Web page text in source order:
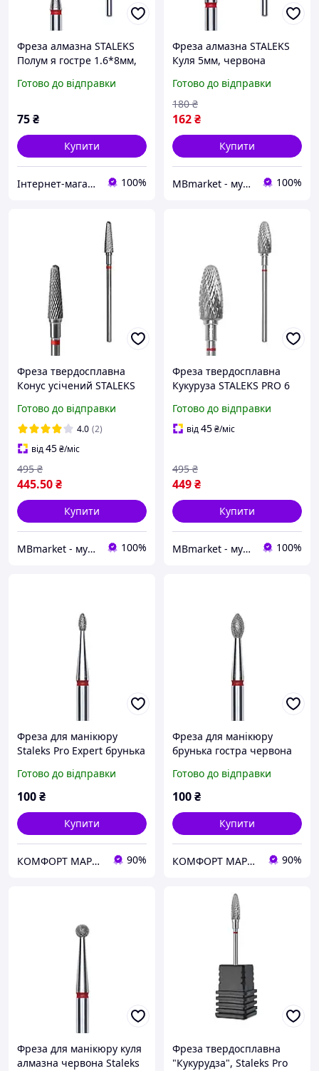
Фреза алмазна STALEKS
Полум я гостре 1.6*8мм,
Готово до відправки
75₴
Купити
Інтернет-магазин ZakharenkoStudio 100%
Фреза алмазна STALEKS
Куля 5мм, червона
Готово до відправки
162₴
180 ₴
Купити
MBmarket - мультибрендовий магазин для б'юті майстрів 100%
Фреза твердосплавна
Конус усічений STALEKS
(робоча частина 13 мм)
Готово до відправки
4.0 (2)
від45₴/міс
445.50₴
495 ₴
Купити
MBmarket - мультибрендовий магазин для б'юті майстрів 100%
Фреза твердосплавна
Кукуруза STALEKS PRO 6
частина 14 мм)
Готово до відправки
від45₴/міс
449₴
495 ₴
Купити
MBmarket - мультибрендовий магазин для б'юті майстрів 100%
Фреза для манікюру
Staleks Pro Expert брунька
діаметр 1,6 мм робоча
частина 3,4
Готово до відправки
100₴
Купити
КОМФОРТ МАРКЕТ 90%
Фреза для манікюру
брунька гостра червона
Expert FA60R025/4.5
Готово до відправки
100₴
Купити
КОМФОРТ МАРКЕТ 90%
Фреза для манікюру куля
алмазна червона Staleks
Фреза твердосплавна
"Кукурудза", Staleks Pro